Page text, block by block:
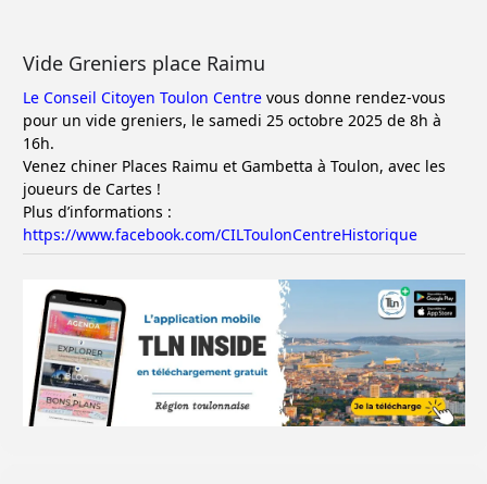
Vide Greniers place Raimu
Le Conseil Citoyen Toulon Centre vous donne rendez-vous
pour un vide greniers, le samedi 25 octobre 2025 de 8h à
16h.
Venez chiner Places Raimu et Gambetta à Toulon, avec les
joueurs de Cartes !
Plus d’informations :
https://www.facebook.com/CILToulonCentreHistorique